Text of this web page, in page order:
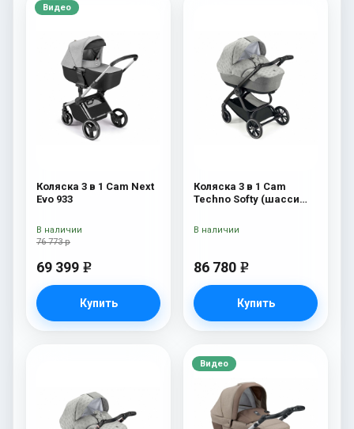
Видео
Коляска 3 в 1 Cam Next
Evo 933
76 773 р
69 399 e
Купить
В наличии
Коляска 3 в 1 Cam
Techno Softy (шасси
86 780 e
Купить
В наличии
Видео